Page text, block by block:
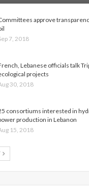
approve
7, 2018
Lebanese officials talk
projects
30, 2018
consortiums interested in
production in Lebanon
15, 2018